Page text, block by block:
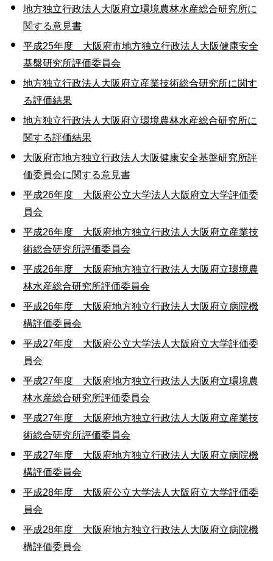
地方独立行政法人大阪府立環境農林水産総合研究所に
関する意見書
平成25年度 大阪府市地方独立行政法人大阪健康安全
基盤研究所評価委員会
地方独立行政法人大阪府立産業技術総合研究所に関す
る評価結果
地方独立行政法人大阪府立環境農林水産総合研究所に
関する評価結果
大阪府市地方独立行政法人大阪健康安全基盤研究所評
価委員会に関する意見書
平成26年度 大阪府公立大学法人大阪府立大学評価委
員会
平成26年度 大阪府地方独立行政法人大阪府立産業技
術総合研究所評価委員会
平成26年度 大阪府地方独立行政法人大阪府立環境農
林水産総合研究所評価委員会
平成26年度 大阪府地方独立行政法人大阪府立病院機
構評価委員会
平成27年度 大阪府公立大学法人大阪府立大学評価委
員会
平成27年度 大阪府地方独立行政法人大阪府立環境農
林水産総合研究所評価委員会
平成27年度 大阪府地方独立行政法人大阪府立産業技
術総合研究所評価委員会
平成27年度 大阪府地方独立行政法人大阪府立病院機
構評価委員会
平成28年度 大阪府公立大学法人大阪府立大学評価委
員会
平成28年度 大阪府地方独立行政法人大阪府立病院機
構評価委員会